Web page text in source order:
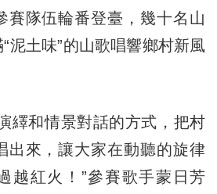
賽隊伍輪番登臺，幾十名山
泥土味”的山歌唱響鄉村新風
和情景對話的方式，把村
出來，讓大家在動聽的旋律
越紅火！”參賽歌手蒙日芳